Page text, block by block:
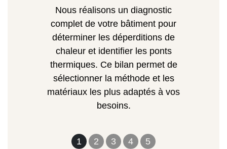
1 2 3 4 5
Nous réalisons un diagnostic
complet de votre bâtiment pour
déterminer les déperditions de
chaleur et identifier les ponts
thermiques. Ce bilan permet de
sélectionner la méthode et les
matériaux les plus adaptés à vos
besoins.